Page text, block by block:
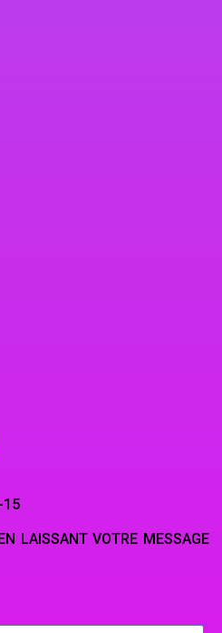
06-82-57-47-15
VOTRE MESSAGE